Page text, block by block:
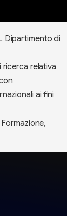
Dipartimento di
ricerca relativa
ai fini